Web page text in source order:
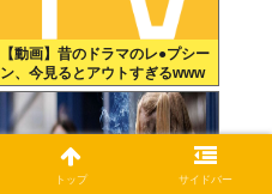
【動画】昔のドラマのレ●プシー
ン、今見るとアウトすぎるwww
トップ サイドバー